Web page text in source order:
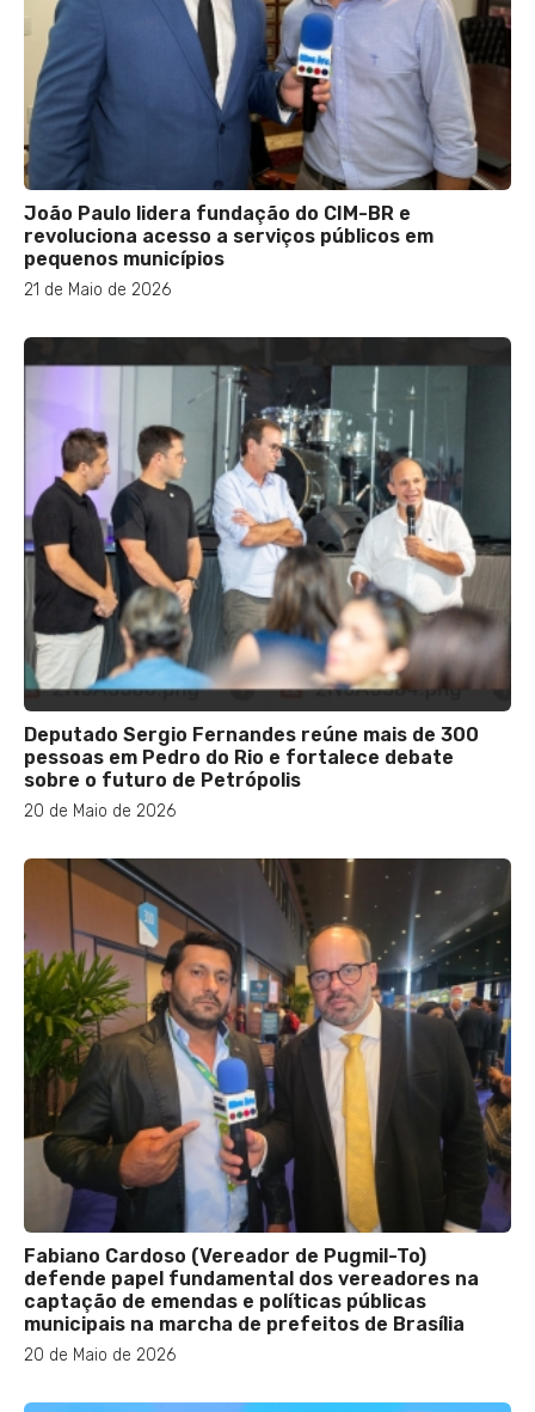
João Paulo lidera fundação do CIM-BR e
revoluciona acesso a serviços públicos em
pequenos municípios
21 de Maio de 2026
Deputado Sergio Fernandes reúne mais de 300
pessoas em Pedro do Rio e fortalece debate
sobre o futuro de Petrópolis
20 de Maio de 2026
Fabiano Cardoso (Vereador de Pugmil-To)
defende papel fundamental dos vereadores na
captação de emendas e políticas públicas
municipais na marcha de prefeitos de Brasília
20 de Maio de 2026